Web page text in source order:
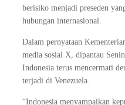
berisiko menjadi preseden
hubungan internasional.
Dalam pernyataan
media sosial X, dipantau
Indonesia terus mencermati
terjadi di Venezuela.
“Indonesia menyampaikan